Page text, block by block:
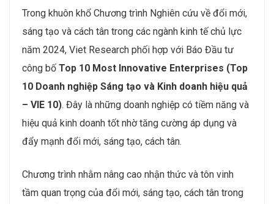
Trong khuôn khổ Chương trình Nghiên cứu về đổi mới,
sáng tạo và cách tân trong các ngành kinh tế chủ lực
năm 2024, Viet Research phối hợp với Báo Đầu tư
công bố Top 10 Most Innovative Enterprises (Top
10 Doanh nghiệp Sáng tạo và Kinh doanh hiệu quả
– VIE 10). Đây là những doanh nghiệp có tiềm năng và
hiệu quả kinh doanh tốt nhờ tăng cường áp dụng và
đẩy mạnh đổi mới, sáng tạo, cách tân.
Chương trình nhằm nâng cao nhận thức và tôn vinh
tầm quan trọng của đổi mới, sáng tạo, cách tân trong